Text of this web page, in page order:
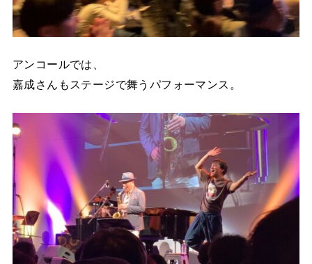
アンコールでは、
嘉成さんもステージで舞うパフォーマンス。